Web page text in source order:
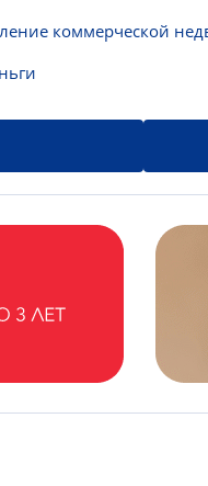
коммерческой